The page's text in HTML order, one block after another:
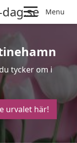
Menu
tycker om i
urvalet här!